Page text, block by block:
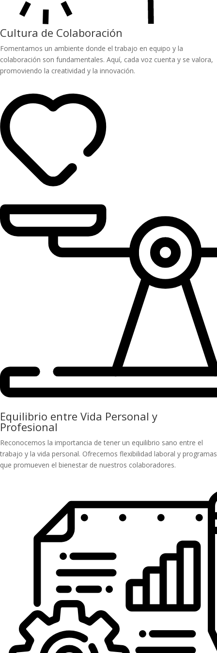
Cultura de Colaboración
Fomentamos un ambiente donde el trabajo en equipo y la
colaboración son fundamentales. Aquí, cada voz cuenta y se valora,
promoviendo la creatividad y la innovación.
Equilibrio entre Vida Personal y
Profesional
Reconocemos la importancia de tener un equilibrio sano entre el
trabajo y la vida personal. Ofrecemos flexibilidad laboral y programas
que promueven el bienestar de nuestros colaboradores.